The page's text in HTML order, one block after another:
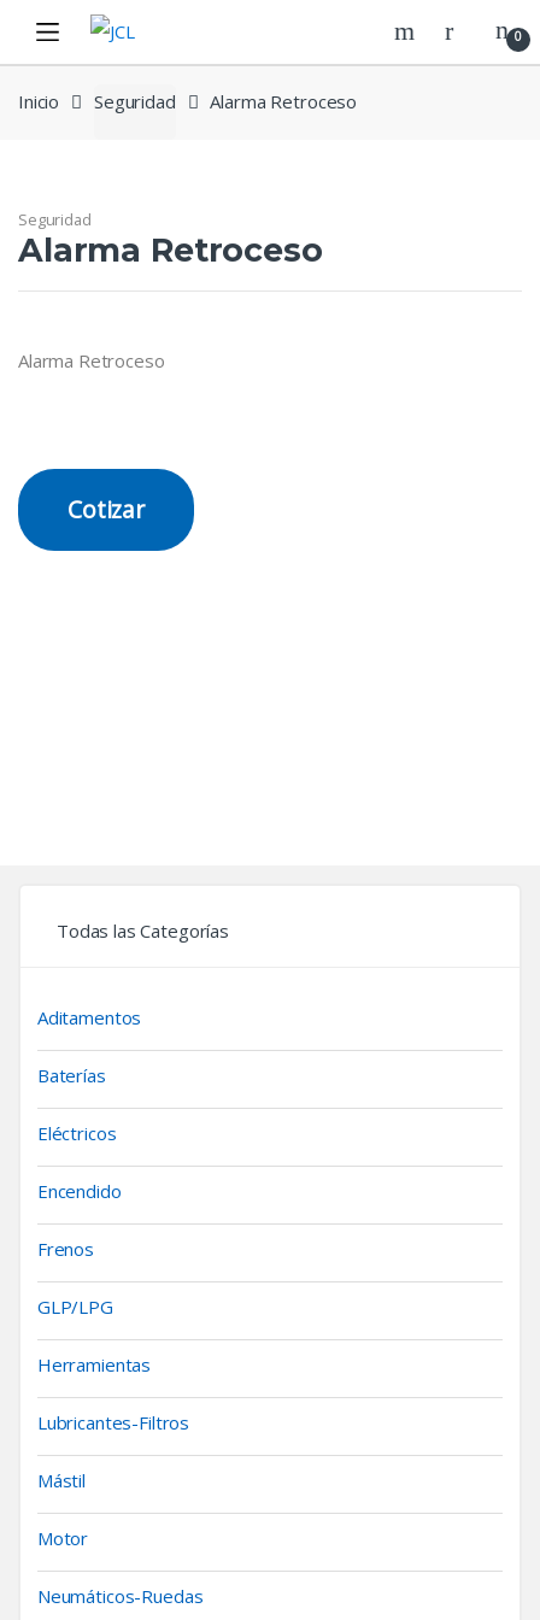
0
Inicio Seguridad Alarma Retroceso
Seguridad
Alarma Retroceso
Alarma Retroceso
Cotizar
Todas las Categorías
Aditamentos
Baterías
Eléctricos
Encendido
Frenos
GLP/LPG
Herramientas
Lubricantes-Filtros
Mástil
Motor
Neumáticos-Ruedas